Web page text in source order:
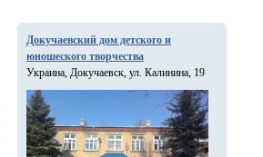
Докучаевский дом детского и
юношеского творчества
Украина, Докучаевск, ул. Калинина, 19